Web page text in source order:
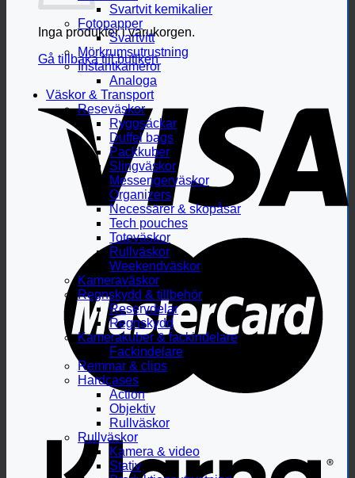
Inga produkter i varukorgen.
Gå tillbaka till butiken
Svartvit kemikalier
Fotopapper
Svartvitt
Mörkrumsutrustning
Instantkameror
Analoga
Väskor & Transport
Reseväskor
Ryggsäckar
Duffel bags
Packkuber
Slingväskor
Messengerväskor
Organizers
Necessärer & skopåsar
Tech pouches
Toteväskor
Rullväskor
Weekendväskor
Kameraväskor
Regnskydd & tillbehör
Reservdelar
Regnskydd
Kamerakuber & fackindelare
Fackindelare
Remmar & clips
Hardcases
Action
Objektiv
Rullväskor
Rullväskor
Kamera & video
Stativ